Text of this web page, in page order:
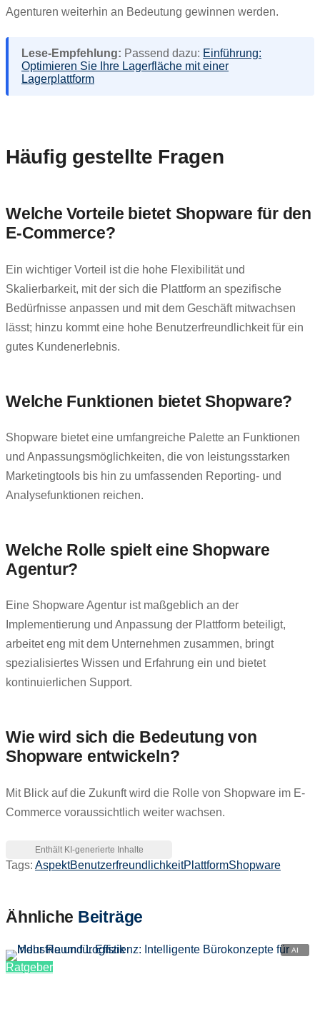
Agenturen weiterhin an Bedeutung gewinnen werden.
Lese-Empfehlung: Passend dazu: Einführung:
Optimieren Sie Ihre Lagerfläche mit einer
Lagerplattform
Häufig gestellte Fragen
Welche Vorteile bietet Shopware für den
E-Commerce?
Ein wichtiger Vorteil ist die hohe Flexibilität und
Skalierbarkeit, mit der sich die Plattform an spezifische
Bedürfnisse anpassen und mit dem Geschäft mitwachsen
lässt; hinzu kommt eine hohe Benutzerfreundlichkeit für ein
gutes Kundenerlebnis.
Welche Funktionen bietet Shopware?
Shopware bietet eine umfangreiche Palette an Funktionen
und Anpassungsmöglichkeiten, die von leistungsstarken
Marketingtools bis hin zu umfassenden Reporting- und
Analysefunktionen reichen.
Welche Rolle spielt eine Shopware
Agentur?
Eine Shopware Agentur ist maßgeblich an der
Implementierung und Anpassung der Plattform beteiligt,
arbeitet eng mit dem Unternehmen zusammen, bringt
spezialisiertes Wissen und Erfahrung ein und bietet
kontinuierlichen Support.
Wie wird sich die Bedeutung von
Shopware entwickeln?
Mit Blick auf die Zukunft wird die Rolle von Shopware im E-
Commerce voraussichtlich weiter wachsen.
Tags: AspektBenutzerfreundlichkeitPlattformShopware
Ähnliche Beiträge
Ratgeber